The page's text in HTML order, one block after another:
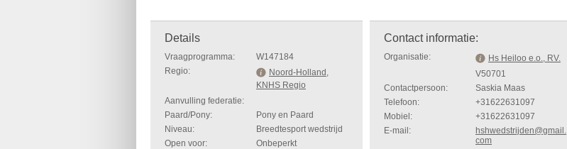
Details
Vraagprogramma:
W147184
Regio:
Noord-Holland,
KNHS Regio
Aanvulling federatie:
Paard/Pony:
Pony en Paard
Niveau:
Breedtesport wedstrijd
Open voor:
Onbeperkt
Contact informatie:
Organisatie:
Hs Heiloo e.o., RV.
V50701
Contactpersoon:
Saskia Maas
Telefoon:
+31622631097
Mobiel:
+31622631097
E-mail:
hshwedstrijden@gmail.
com